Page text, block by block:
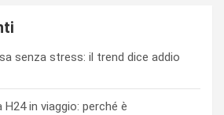
senza stress: il trend dice addio
in viaggio: perché è